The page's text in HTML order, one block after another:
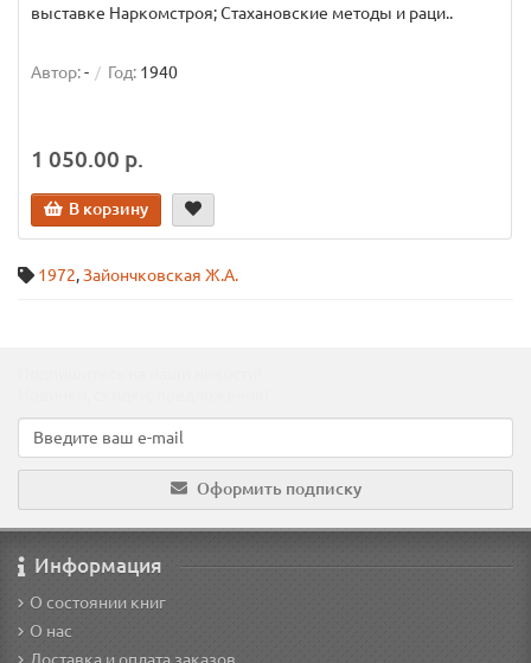
выставке Наркомстроя; Стахановские методы и раци..
Автор:- Год: 1940
1 050.00 р.
В корзину
1972,Зайончковская Ж.А.
Оформить подписку
Информация
О состоянии книг
О нас